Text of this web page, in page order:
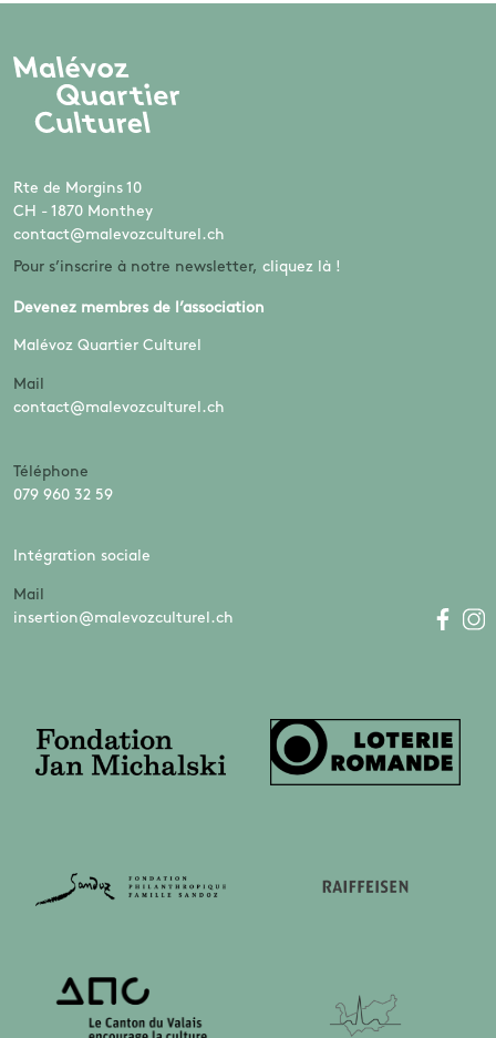
Rte de Morgins 10
CH - 1870 Monthey
contact@malevozculturel.ch
Pour s’inscrire à notre newsletter, cliquez là !
Devenez membres de l’association
Malévoz Quartier Culturel
Mail
contact@malevozculturel.ch
Téléphone
079 960 32 59
Intégration sociale
Mail
insertion@malevozculturel.ch